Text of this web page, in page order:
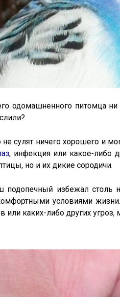
одомашненного питомца
сулят ничего хорошего и
, инфекция или какое-либо
но и их дикие сородичи.
избежал столь
условиями
каких-либо других